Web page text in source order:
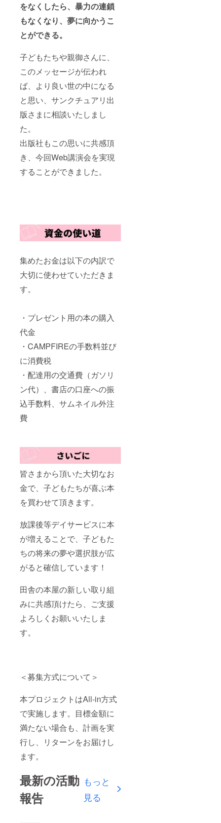
をなくしたら、暴力の連鎖
もなくなり、夢に向かうこ
とができる。
子どもたちや親御さんに、
このメッセージが伝われ
ば、より良い世の中になる
と思い、サンクチュアリ出
版さまに相談いたしまし
た。
出版社もこの思いに共感頂
き、今回Web講演会を実現
することができました。
集めたお金は以下の内訳で
大切に使わせていただきま
す。
・プレゼント用の本の購入
代金
・CAMPFIREの手数料並び
に消費税
・配達用の交通費（ガソリ
ン代）、書店の口座への振
込手数料、サムネイル外注
費
皆さまから頂いた大切なお
金で、子どもたちが喜ぶ本
を買わせて頂きます。
放課後等デイサービスに本
が増えることで、子どもた
ちの将来の夢や選択肢が広
がると確信しています！
田舎の本屋の新しい取り組
みに共感頂けたら、ご支援
よろしくお願いいたしま
す。
＜募集方式について＞
本プロジェクトはAll-in方式
で実施します。目標金額に
満たない場合も、計画を実
行し、リターンをお届けし
ます。
最新の活動
報告
もっと
見る